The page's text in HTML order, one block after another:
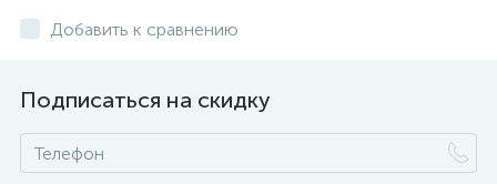
Добавить к сравнению
Подписаться на скидку